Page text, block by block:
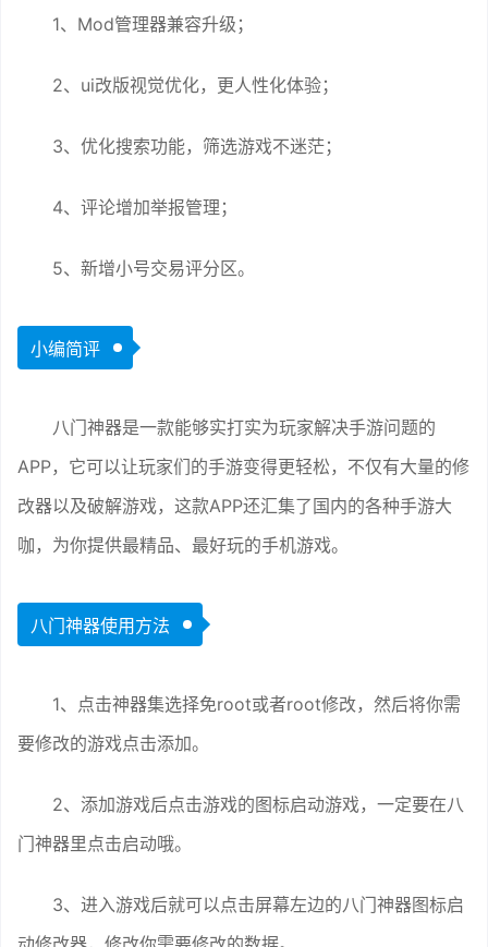
1、Mod管理器兼容升级；
2、ui改版视觉优化，更人性化体验；
3、优化搜索功能，筛选游戏不迷茫；
4、评论增加举报管理；
5、新增小号交易评分区。
小编简评
八门神器是一款能够实打实为玩家解决手游问题的
APP，它可以让玩家们的手游变得更轻松，不仅有大量的修
改器以及破解游戏，这款APP还汇集了国内的各种手游大
咖，为你提供最精品、最好玩的手机游戏。
八门神器使用方法
1、点击神器集选择免root或者root修改，然后将你需
要修改的游戏点击添加。
2、添加游戏后点击游戏的图标启动游戏，一定要在八
门神器里点击启动哦。
3、进入游戏后就可以点击屏幕左边的八门神器图标启